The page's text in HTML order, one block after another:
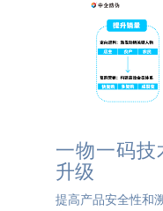
一物一码
升级
提高产品安全性和